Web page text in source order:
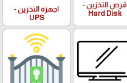
قرص التخزين -
Hard Disk
اجهزة التخزين -
UPS